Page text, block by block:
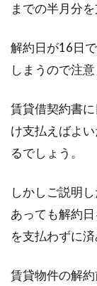
までの半月分
解約日が16日
しまうので注意
賃貸借契約書
け支払えばよ
るでしょう。
しかしご説明
あっても解約
を支払わずに済
賃貸物件の解